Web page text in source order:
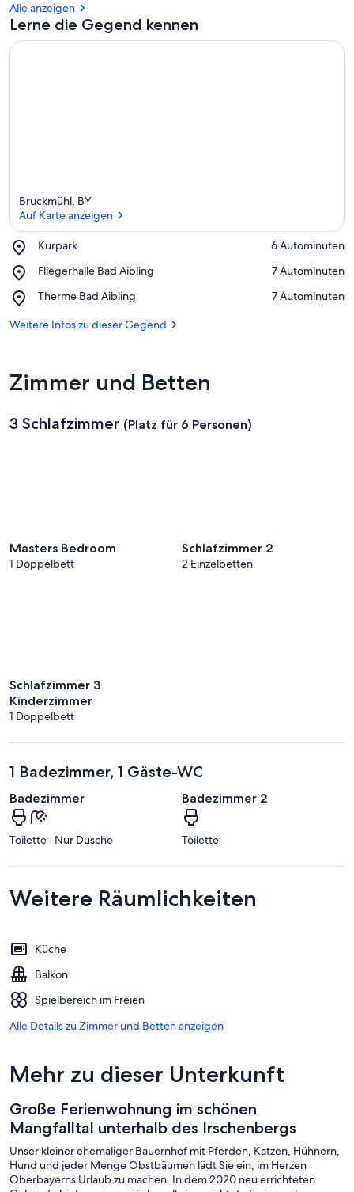
Alle anzeigen
Lerne die Gegend kennen
Bruckmühl, BY
Auf Karte anzeigen
Kurpark
Place,
‪6 Autominuten‬
Fliegerhalle Bad Aibling
Place,
Bad
‪7 Autominuten‬
Therme Bad Aibling
Place,
Bad
‪7 Autominuten‬
Weitere Infos zu dieser Gegend
Zimmer und Betten
3 Schlafzimmer (Platz für 6 Personen)
Masters Bedroom
1 Doppelbett
Schlafzimmer 2
2 Einzelbetten
Schlafzimmer 3
Kinderzimmer
1 Doppelbett
1 Badezimmer, 1 Gäste-WC
Badezimmer
Toilette · Nur Dusche
Badezimmer 2
Toilette
Weitere Räumlichkeiten
Küche
Balkon
Spielbereich im Freien
Alle Details zu Zimmer und Betten anzeigen
Mehr zu dieser Unterkunft
Große Ferienwohnung im schönen
Mangfalltal unterhalb des Irschenbergs
Unser kleiner ehemaliger Bauernhof mit Pferden, Katzen, Hühnern,
Hund und jeder Menge Obstbäumen lädt Sie ein, im Herzen
Oberbayerns Urlaub zu machen. In dem 2020 neu errichteten